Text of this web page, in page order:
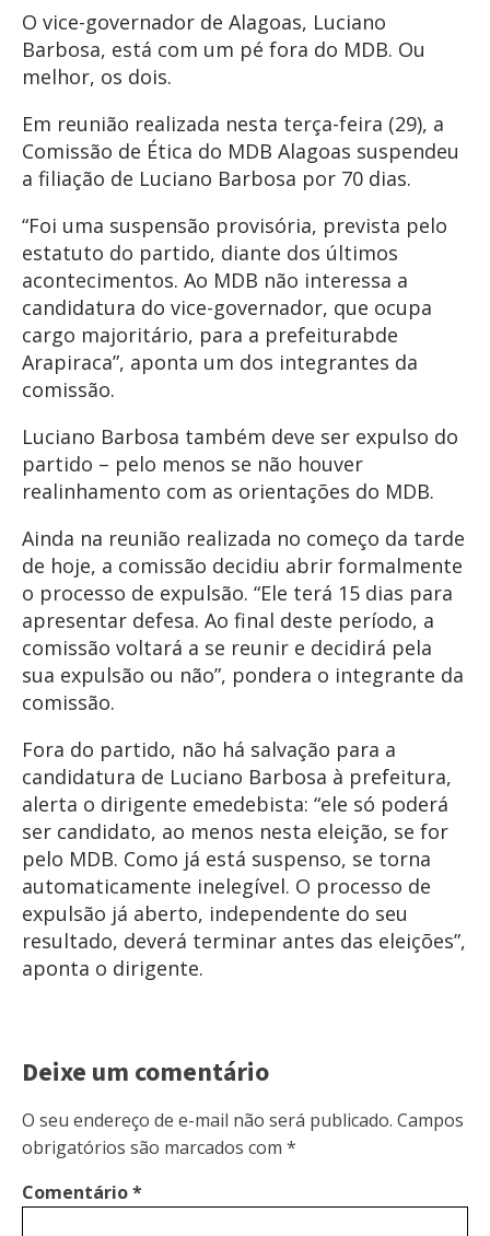
O vice-governador de Alagoas, Luciano
Barbosa, está com um pé fora do MDB. Ou
melhor, os dois.
Em reunião realizada nesta terça-feira (29), a
Comissão de Ética do MDB Alagoas suspendeu
a filiação de Luciano Barbosa por 70 dias.
“Foi uma suspensão provisória, prevista pelo
estatuto do partido, diante dos últimos
acontecimentos. Ao MDB não interessa a
candidatura do vice-governador, que ocupa
cargo majoritário, para a prefeiturabde
Arapiraca”, aponta um dos integrantes da
comissão.
Luciano Barbosa também deve ser expulso do
partido – pelo menos se não houver
realinhamento com as orientações do MDB.
Ainda na reunião realizada no começo da tarde
de hoje, a comissão decidiu abrir formalmente
o processo de expulsão. “Ele terá 15 dias para
apresentar defesa. Ao final deste período, a
comissão voltará a se reunir e decidirá pela
sua expulsão ou não”, pondera o integrante da
comissão.
Fora do partido, não há salvação para a
candidatura de Luciano Barbosa à prefeitura,
alerta o dirigente emedebista: “ele só poderá
ser candidato, ao menos nesta eleição, se for
pelo MDB. Como já está suspenso, se torna
automaticamente inelegível. O processo de
expulsão já aberto, independente do seu
resultado, deverá terminar antes das eleições”,
aponta o dirigente.
Deixe um comentário
O seu endereço de e-mail não será publicado. Campos
obrigatórios são marcados com *
Comentário*